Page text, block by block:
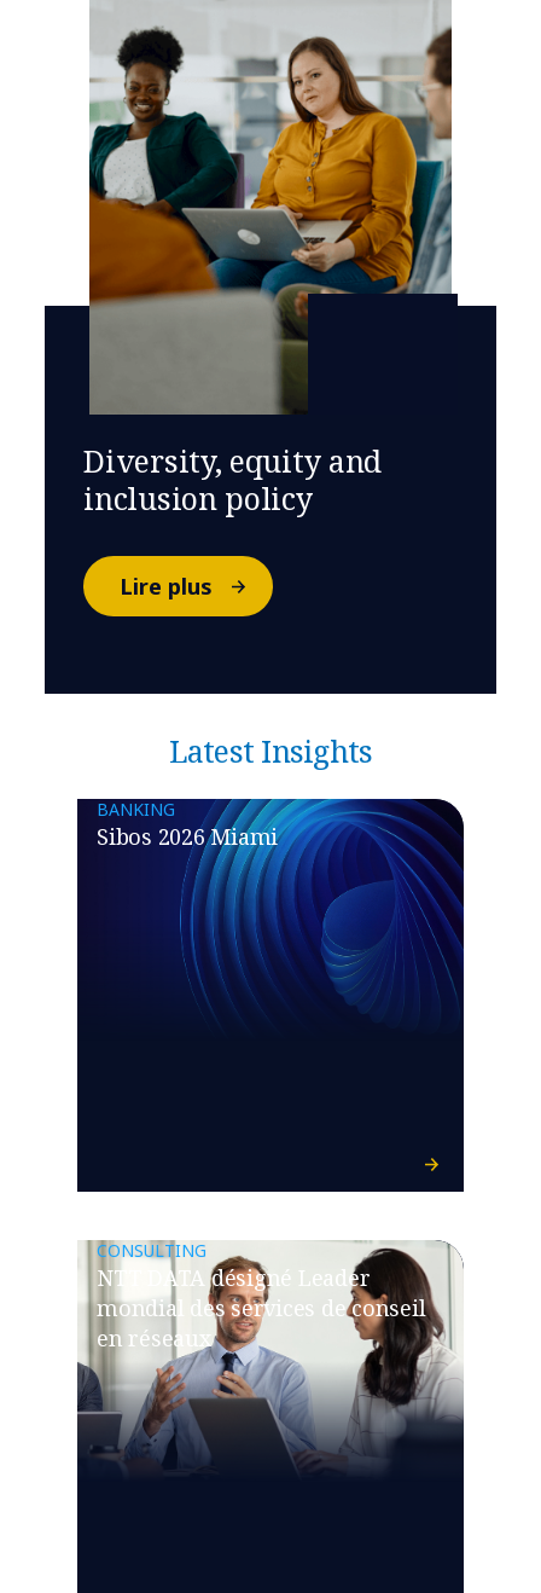
Diversity, equity and
inclusion policy
Lire plus
Latest Insights
BANKING
Sibos 2026 Miami
CONSULTING
NTT DATA désigné Leader
mondial des services de conseil
en réseaux